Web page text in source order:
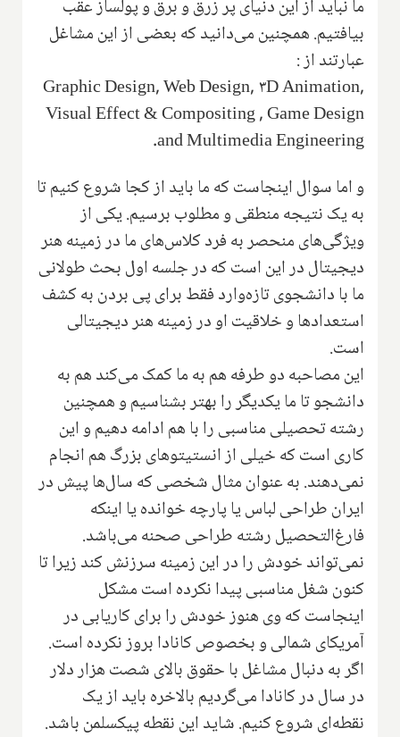
ما نباید از این دنیای پر زرق و برق و پولساز عقب
بیافتیم. همچنین می‌دانید که بعضی از این مشاغل
عبارتند از :
Graphic Design, Web Design, ۳D Animation,
Visual Effect & Compositing , Game Design
and Multimedia Engineering.
و اما سوال اینجاست که ما باید از کجا شروع کنیم تا
به یک نتیجه منطقی و مطلوب برسیم. یکی از
ویژگی‌های منحصر به فرد کلاس‌های ما در زمینه هنر
دیجیتال در این است که در جلسه اول بحث طولانی
ما با دانشجوی تازه‌وارد فقط برای پی بردن به کشف
استعداد‌ها و خلاقیت او در زمینه هنر دیجیتالی
است.
این مصاحبه دو طرفه هم به ما کمک می‌کند هم به
دانشجو تا ما یکدیگر را بهتر بشناسیم و همچنین
رشته تحصیلی مناسبی را با هم ادامه دهیم و این
کاری است که خیلی از انستیتو‌های بزرگ هم انجام
نمی‌دهند. به عنوان مثال شخصی که سال‌ها پیش در‌
ایران طراحی لباس یا پارچه خوانده یا اینکه
فارغ‌التحصیل رشته طراحی صحنه می‌باشد.
نمی‌تواند خودش را در این زمینه سرزنش کند زیرا تا
کنون شغل مناسبی پیدا نکرده است مشکل
اینجاست که وی هنوز خودش را برای کار‌یابی در
آمریکای شمالی و بخصوص کانادا بروز نکرده است.
اگر به دنبال مشاغل با حقوق بالای شصت هزار دلار
در سال در کانادا می‌گردیم بالاخره باید از یک
نقطه‌ای شروع کنیم. شاید این نقطه پیکسلمن باشد.